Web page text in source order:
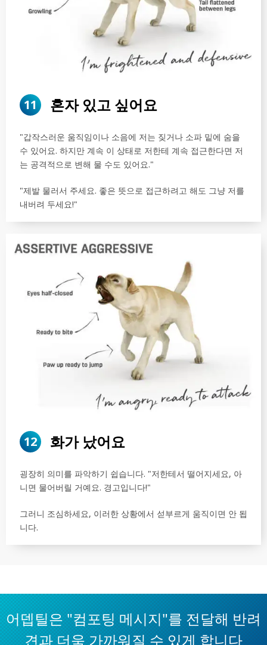
11 혼자 있고 싶어요
"갑작스러운 움직임이나 소음에 저는 짖거나 소파 밑에 숨을
수 있어요. 하지만 계속 이 상태로 저한테 계속 접근한다면 저
는 공격적으로 변해 물 수도 있어요."
"제발 물러서 주세요. 좋은 뜻으로 접근하려고 해도 그냥 저를
내버려 두세요!"
12 화가 났어요
굉장히 의미를 파악하기 쉽습니다. "저한테서 떨어지세요, 아
니면 물어버릴 거예요. 경고입니다!"
그러니 조심하세요, 이러한 상황에서 섣부르게 움직이면 안 됩
니다.
어뎁틸은 "컴포팅 메시지"를 전달해 반려
견과 더욱 가까워질 수 있게 합니다